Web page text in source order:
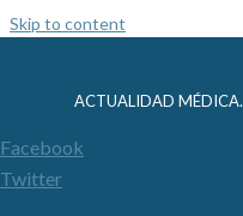
Skip to content
ACTUALIDAD
Facebook
Twitter